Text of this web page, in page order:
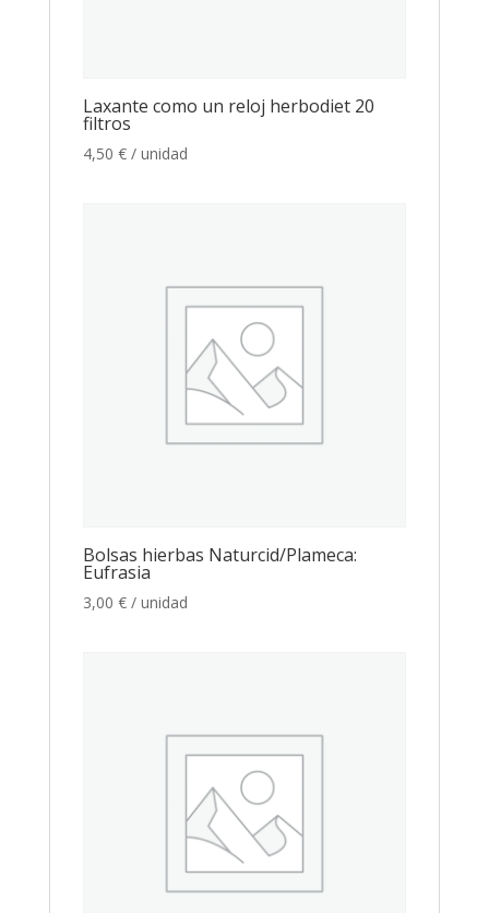
Laxante como un reloj herbodiet 20
filtros
4,50 € / unidad
Bolsas hierbas Naturcid/Plameca:
Eufrasia
3,00 € / unidad